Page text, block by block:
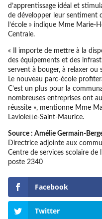
d’apprentissage idéal et
de développer leur sentiment
l’école » indique Mme Marie-
Centrale.
« Il importe de mettre à la
des équipements et des
servent à bouger, à relaxer
Le nouveau parc-école
C’est un plus pour la
nombreuses entreprises ont
réussite », mentionne Mme
Laviolette-Saint-Maurice.
Source : Amélie Germain-
Directrice adjointe aux
Centre de services scolaire de
poste 2340
Facebook
Twitter